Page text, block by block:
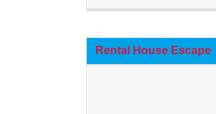
Rental House Escape